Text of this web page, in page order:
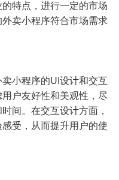
特点，进行一定的市场
卖小程序符合市场需求
小程序的UI设计和交互
户友好性和美观性，尽
间。在交互设计方面，
受，从而提升用户的使